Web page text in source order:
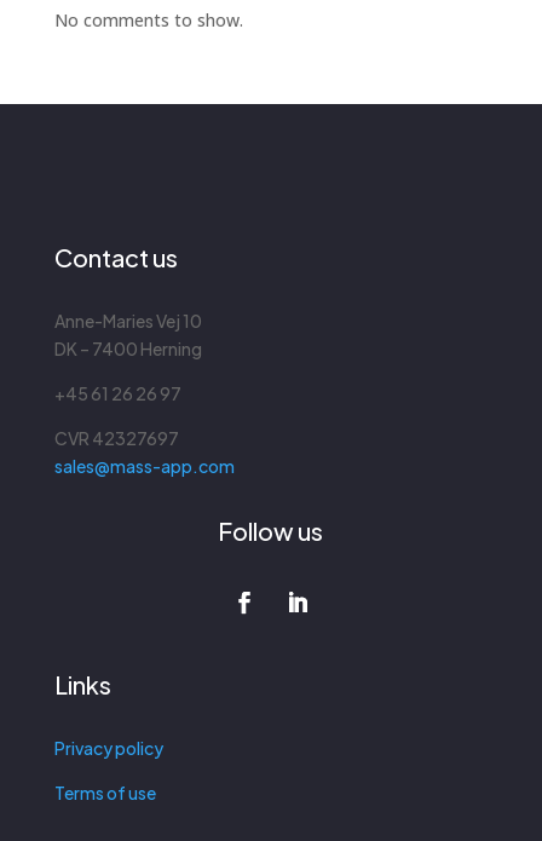
No comments to show.
Contact us
Anne-Maries Vej 10
DK – 7400 Herning
+45 61 26 26 97
CVR 42327697
sales@mass-app.com
Follow us
Links
Privacy policy
Terms of use